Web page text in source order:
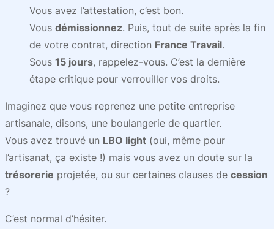
Vous avez l’attestation, c’est bon.
Vous démissionnez. Puis, tout de suite après la fin
de votre contrat, direction France Travail.
Sous 15 jours, rappelez-vous. C’est la dernière
étape critique pour verrouiller vos droits.
Imaginez que vous reprenez une petite entreprise
artisanale, disons, une boulangerie de quartier.
Vous avez trouvé un LBO light (oui, même pour
l’artisanat, ça existe !) mais vous avez un doute sur la
trésorerie projetée, ou sur certaines clauses de cession
?
C’est normal d’hésiter.